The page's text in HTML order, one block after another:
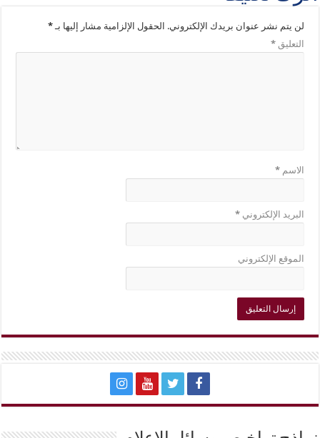
لن يتم نشر عنوان بريدك الإلكتروني. الحقول الإلزامية مشار إليها بـ*
التعليق*
الاسم*
البريد الإلكتروني*
الموقع الإلكتروني